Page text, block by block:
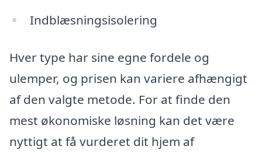
Indblæsningsisolering
Hver type har sine egne fordele og
ulemper, og prisen kan variere afhængigt
af den valgte metode. For at finde den
mest økonomiske løsning kan det være
nyttigt at få vurderet dit hjem af